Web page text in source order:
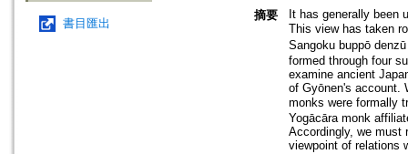
書目匯出
摘要
It has generally been
This view has taken
Sangoku buppō
formed through four
examine ancient
of Gyōnen's account.
monks were formally
Yogācāra monk
Accordingly, we must
viewpoint of relations